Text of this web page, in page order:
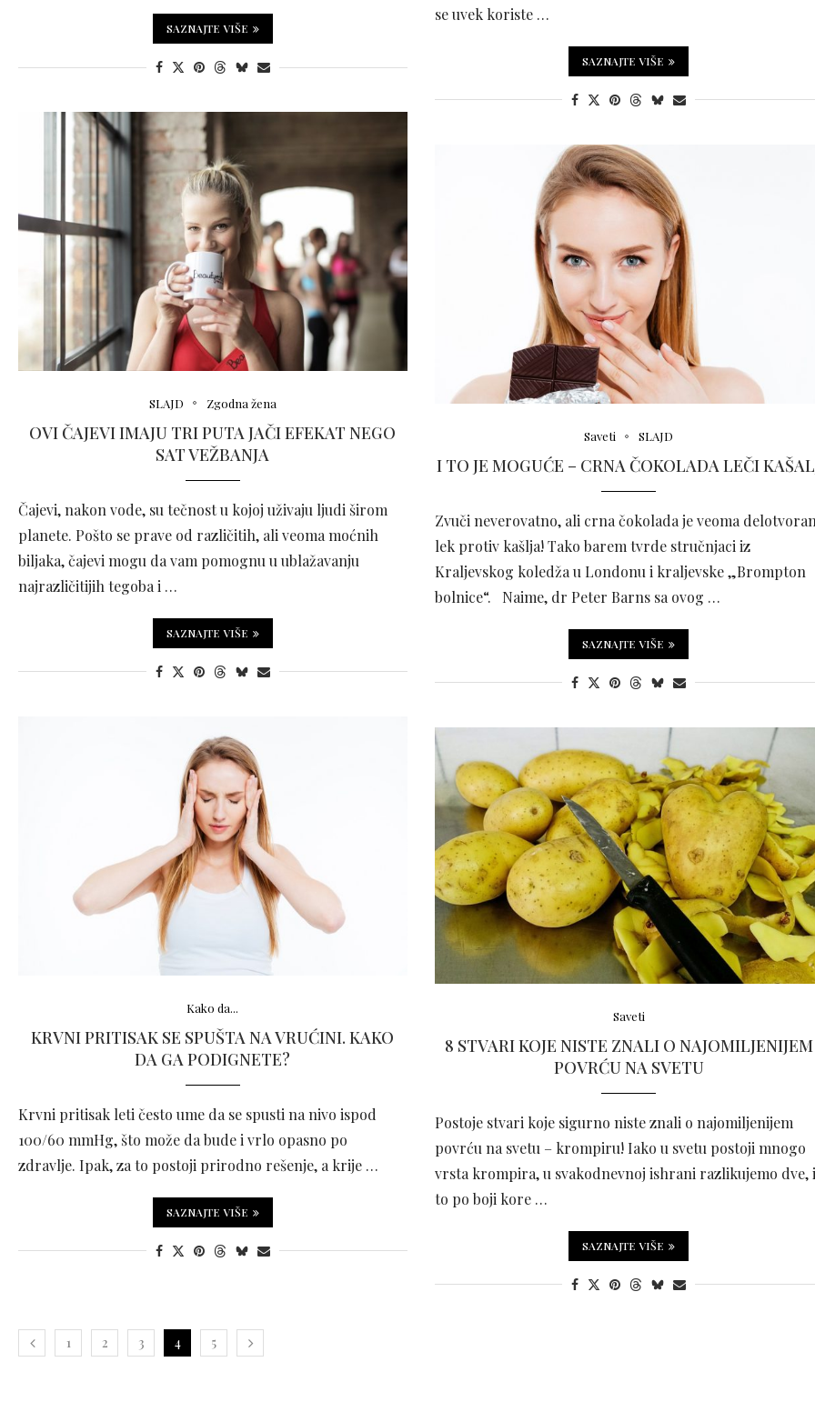
SAZNAJTE VIŠE
se uvek koriste …
SAZNAJTE VIŠE
SLAJD Zgodna žena
OVI ČAJEVI IMAJU TRI PUTA JAČI EFEKAT NEGO
SAT VEŽBANJA
Čajevi, nakon vode, su tečnost u kojoj uživaju ljudi širom
planete. Pošto se prave od različitih, ali veoma moćnih
biljaka, čajevi mogu da vam pomognu u ublažavanju
najrazličitijih tegoba i …
SAZNAJTE VIŠE
Saveti SLAJD
I TO JE MOGUĆE – CRNA ČOKOLADA LEČI
Zvuči neverovatno, ali crna čokolada je veoma
lek protiv kašlja! Tako barem tvrde stručnjaci iz
Kraljevskog koledža u Londonu i kraljevske „Brompton
bolnice“. Naime, dr Peter Barns sa ovog …
SAZNAJTE VIŠE
Kako da...
KRVNI PRITISAK SE SPUŠTA NA VRUĆINI. KAKO
DA GA PODIGNETE?
Krvni pritisak leti često ume da se spusti na nivo ispod
100/60 mmHg, što može da bude i vrlo opasno po
zdravlje. Ipak, za to postoji prirodno rešenje, a krije …
SAZNAJTE VIŠE
Saveti
8 STVARI KOJE NISTE ZNALI O NAJOMILJENIJEM
POVRĆU NA SVETU
Postoje stvari koje sigurno niste znali o najomiljenijem
povrću na svetu – krompiru! Iako u svetu postoji mnogo
vrsta krompira, u svakodnevnoj ishrani razlikujemo dve, i
to po boji kore …
SAZNAJTE VIŠE
1 2 3 4 5